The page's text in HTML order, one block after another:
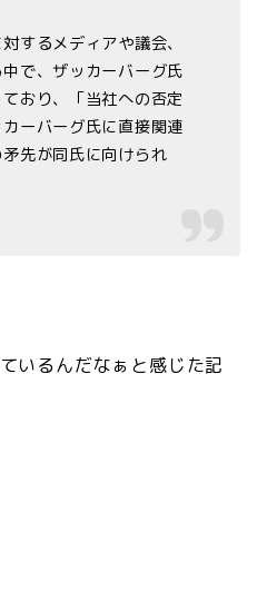
するメディアや議会、
で、ザッカーバーグ氏
おり、「当社への否定
ーバーグ氏に直接関連
先が同氏に向けられ
いるんだなぁと感じた記